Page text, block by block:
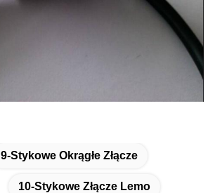
9-Stykowe Okrągłe Złącze
10-Stykowe Złącze Lemo